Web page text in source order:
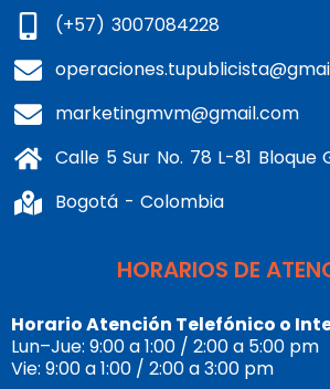
(+57) 3007084228
marketingmvm@gmail.com
Bogotá - Colombia
HORARIOS DE
Horario Atención Telefónico o
Lun–Jue: 9:00 a 1:00 / 2:00 a 5:00 pm
Vie: 9:00 a 1:00 / 2:00 a 3:00 pm